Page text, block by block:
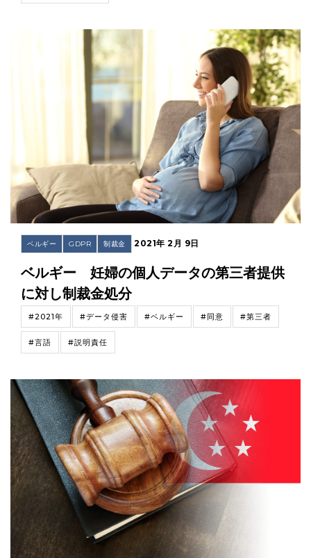
ベルギー GDPR 制裁金 2021年 2月 9日
ベルギー 妊婦の個人データの第三者提供
に対し制裁金処分
#2021年 #データ侵害 #ベルギー #同意 #第三者
#言語 #説明責任